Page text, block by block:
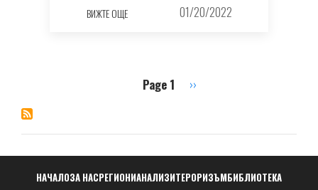
ВИЖТЕ ОЩЕ 01/20/2022
Page 1
Next
››
Навигация
НАЧАЛОЗА НАСРЕГИОНИАНАЛИЗИТЕРОРИЗЪМБИБЛИОТЕКА